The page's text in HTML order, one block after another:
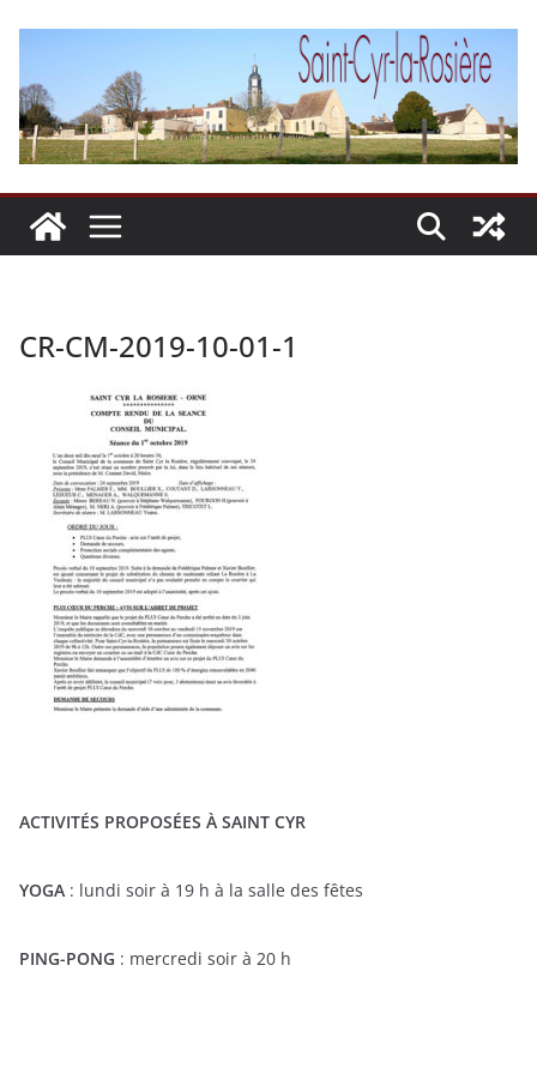
contenu
CR-CM-2019-10-01-1
ACTIVITÉS PROPOSÉES À SAINT CYR
YOGA : lundi soir à 19 h à la salle des fêtes
PING-PONG : mercredi soir à 20 h